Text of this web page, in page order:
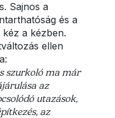
Sajnos a
és a
a kézben.
ellen
szurkoló ma már
az
utazások,
az